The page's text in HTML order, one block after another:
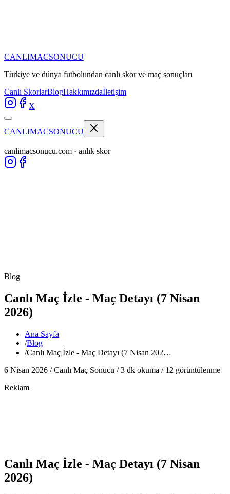
CANLIMACSONUCU
Türkiye ve dünya futbolundan canlı skor ve maç sonuçları
Canlı SkorlarBlogHakkımızdaİletişim
X
CANLIMACSONUCU
canlimacsonucu.com · anlık skor
Blog
Canlı Maç İzle - Maç Detayı (7 Nisan
2026)
Ana Sayfa
/Blog
/Canlı Maç İzle - Maç Detayı (7 Nisan 202…
6 Nisan 2026 /Canlı Maç Sonucu /3 dk okuma / 12 görüntülenme
Reklam
Canlı Maç İzle - Maç Detayı (7 Nisan
2026)